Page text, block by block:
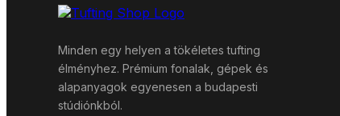
Minden egy helyen a tökéletes tufting
élményhez. Prémium fonalak, gépek és
alapanyagok egyenesen a budapesti
stúdiónkból.